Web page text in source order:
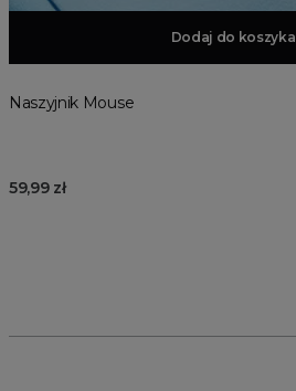
Dodaj do koszyka
Naszyjnik Mouse
59,99 zł